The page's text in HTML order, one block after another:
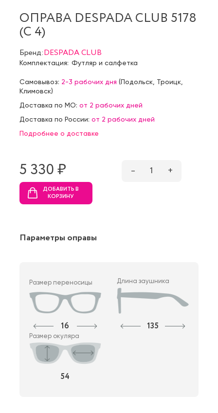
ОПРАВА DESPADA CLUB 5178
(C 4)
Бренд:DESPADA CLUB
Комплектация: Футляр и салфетка
Самовывоз: 2-3 рабочих дня (Подольск Троицк
Климовск)
Доставка по МО: от 2 рабочих дней
Доставка по России: от 2 рабочих дней
Подробнее о доставке
5 330 ₷ – 1 +
ДОБАВИТЬ В
КОРЗИНУ
Параметры оправы
Размер переносицы
16
Длина заушника
135
Размер окуляра
54